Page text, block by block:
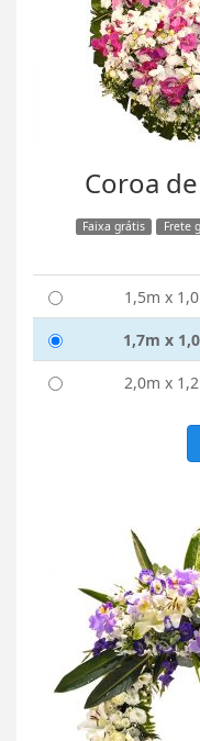
Coroa
Faixa grátis Frete
1,5m x
1,7m x
2,0m x